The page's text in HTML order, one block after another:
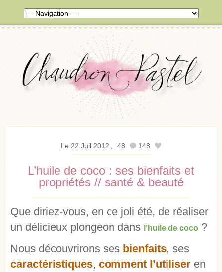
Le 22 Juil 2012 48 148
L’huile de coco : ses bienfaits et
propriétés // santé & beauté
Que diriez-vous, en ce joli été, de réaliser
un délicieux plongeon dans
l’huile de coco ?
Nous découvrirons ses bienfaits, ses
caractéristiques, comment l’utiliser en